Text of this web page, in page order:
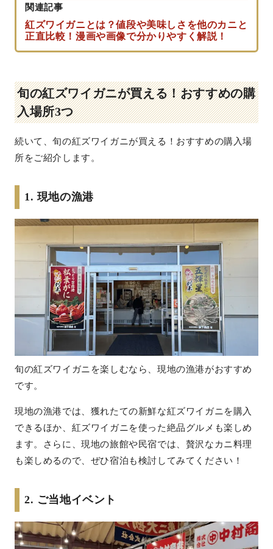
関連記事
紅ズワイガニとは？値段や美味しさを他のカニと
正直比較！漫画や画像で分かりやすく解説！
旬の紅ズワイガニが買える！おすすめの購
入場所3つ
続いて、旬の紅ズワイガニが買える！おすすめの購入場
所をご紹介します。
1. 現地の漁港
旬の紅ズワイガニを楽しむなら、現地の漁港がおすすめ
です。
現地の漁港では、獲れたての新鮮な紅ズワイガニを購入
できるほか、紅ズワイガニを使った絶品グルメも楽しめ
ます。さらに、現地の旅館や民宿では、贅沢なカニ料理
も楽しめるので、ぜひ宿泊も検討してみてください！
2. ご当地イベント